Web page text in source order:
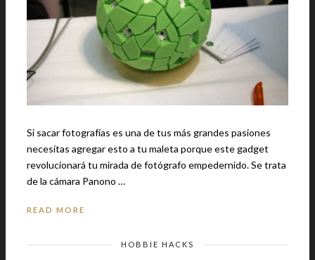
Si sacar fotografías es una de tus más grandes pasiones
necesitas agregar esto a tu maleta porque este gadget
revolucionará tu mirada de fotógrafo empedernido. Se trata
de la cámara Panono …
READ MORE
HOBBIE HACKS